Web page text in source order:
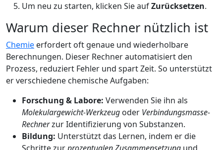
Um neu zu starten, klicken Sie aufZurücksetzen.
Warum dieser Rechner nützlich ist
Chemie erfordert oft genaue und wiederholbare
Berechnungen. Dieser Rechner automatisiert den
Prozess, reduziert Fehler und spart Zeit. So unterstützt
er verschiedene chemische Aufgaben:
Forschung & Labore: Verwenden Sie ihn als
Molekulargewicht-Werkzeug oder Verbindungsmasse-
Rechnerzur Identifizierung von Substanzen.
Bildung: Unterstützt das Lernen, indem er die